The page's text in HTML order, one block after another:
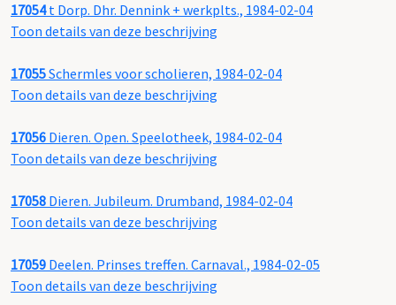
17054t Dorp. Dhr. Dennink + werkplts., 1984-02-04
Toon details van deze beschrijving
17055Schermles voor scholieren, 1984-02-04
Toon details van deze beschrijving
17056 Dieren. Open. Speelotheek, 1984-02-04
Toon details van deze beschrijving
17058 Dieren. Jubileum. Drumband, 1984-02-04
Toon details van deze beschrijving
17059 Deelen. Prinses treffen. Carnaval., 1984-02-05
Toon details van deze beschrijving